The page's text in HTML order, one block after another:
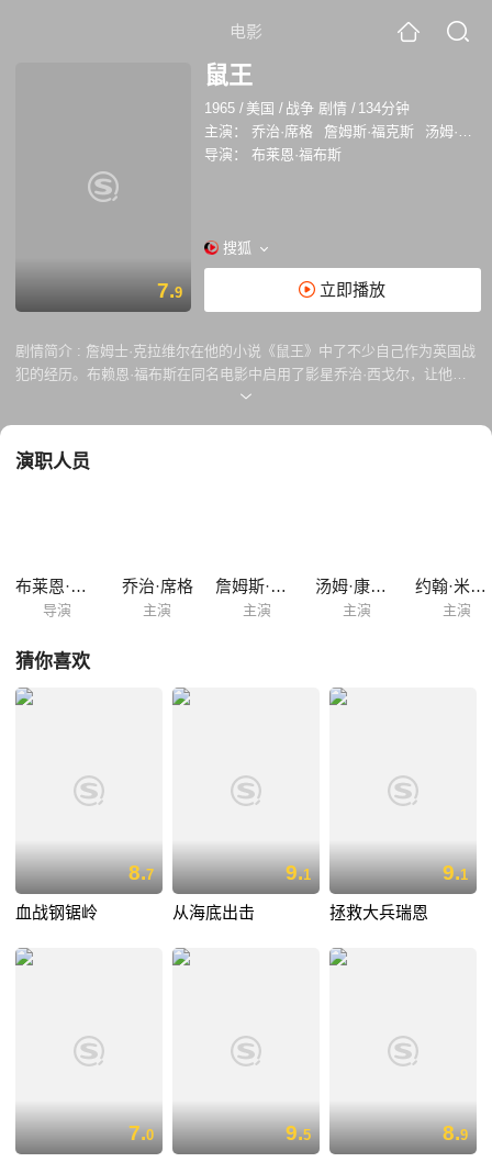
电影
7.9
鼠王
1965 / 美国 / 战争 剧情 / 134分钟
主演：
乔治·席格 詹姆斯·福克斯
汤姆·康特奈
导演：
布莱恩·福布斯
搜狐
立即播放
剧情简介 : 詹姆士·克拉维尔在他的小说《鼠王》中了不少自己作为英国战
犯的经历。布赖恩·福布斯在同名电影中启用了影星乔治·西戈尔，让他在
片中策划一个日本战俘集中营里的所有黑市交易。他之所以被称为“鼠王”
上是个自私的人，但他通过骗取守卫手里珍稀的抗生素挽救了病重的福克
演职人员
布莱恩·福布斯
导演
乔治·席格
主演
詹姆斯·福克斯
主演
汤姆·康特奈
主演
约翰·米尔斯
主演
猜你喜欢
8.7
血战钢锯岭
9.1
从海底出击
9.1
拯救大兵瑞恩
7.0 9.5 8.9